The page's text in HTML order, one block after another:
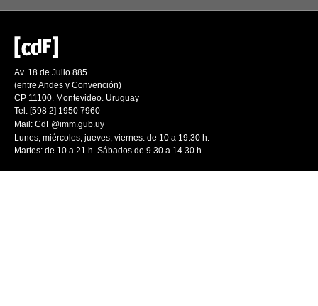
Av. 18 de Julio 885
(entre Andes y Convención)
CP 11100. Montevideo. Uruguay
Tel: [598 2] 1950 7960
Mail: CdF@imm.gub.uy
Lunes, miércoles, jueves, viernes: de 10 a 19.30 h.
Martes: de 10 a 21 h. Sábados de 9.30 a 14.30 h.